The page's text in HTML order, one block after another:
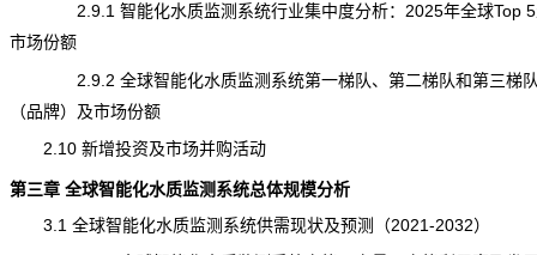
2.9.1 智能化水质监测系统行业集中度分析：2025年全球Top 5
市场份额
2.9.2 全球智能化水质监测系统第一梯队、第二梯队和第三梯
（品牌）及市场份额
2.10 新增投资及市场并购活动
第三章 全球智能化水质监测系统总体规模分析
3.1 全球智能化水质监测系统供需现状及预测（2021-2032）